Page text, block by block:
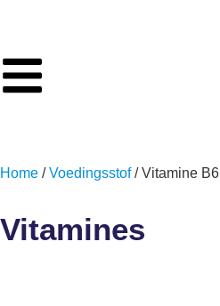
Home /Voedingsstof/ Vitamine B6
Vitamines